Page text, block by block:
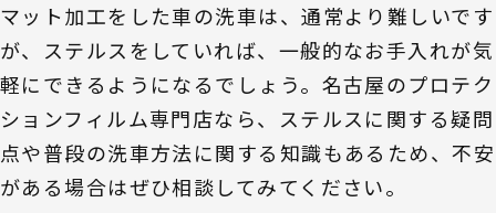
マット加工をした車の洗車は、通常より難しいです
が、ステルスをしていれば、一般的なお手入れが気
軽にできるようになるでしょう。名古屋のプロテク
ションフィルム専門店なら、ステルスに関する疑問
点や普段の洗車方法に関する知識もあるため、不安
がある場合はぜひ相談してみてください。